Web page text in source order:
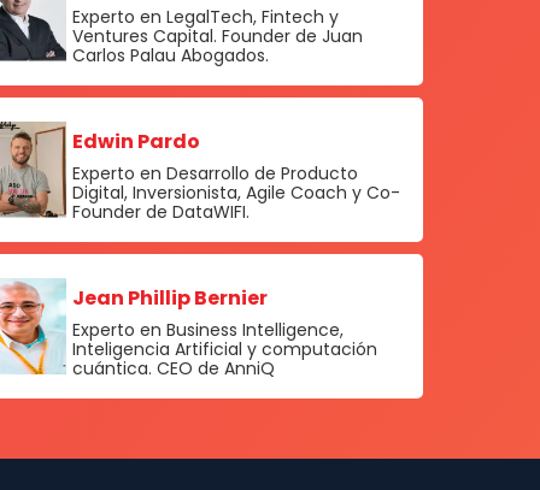
Experto en LegalTech, Fintech y
Ventures Capital. Founder de Juan
Carlos Palau Abogados.
Edwin Pardo
Experto en Desarrollo de Producto
Digital, Inversionista, Agile Coach y Co-
Founder de DataWIFI.
Jean Phillip Bernier
Experto en Business Intelligence,
Inteligencia Artificial y computación
cuántica. CEO de AnniQ